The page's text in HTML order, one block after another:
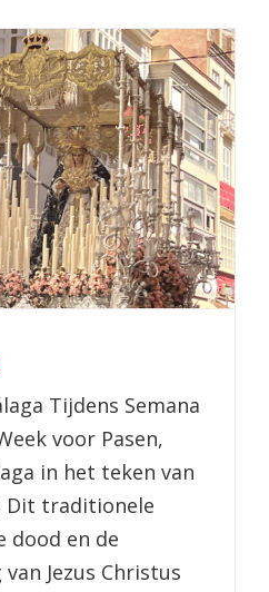
Tijdens Semana
voor Pasen,
in het teken van
Dit traditionele
dood en de
Jezus Christus